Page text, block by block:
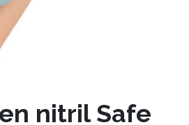
nitril Safe